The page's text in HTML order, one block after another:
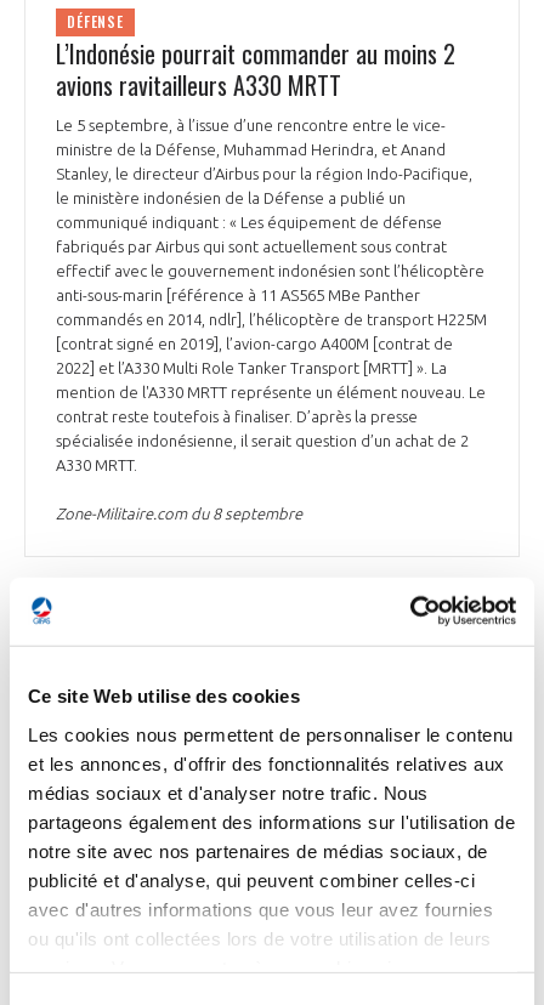
Ce site Web utilise des cookies
Les cookies nous permettent de personnaliser le contenu
et les annonces, d'offrir des fonctionnalités relatives aux
médias sociaux et d'analyser notre trafic. Nous
partageons également des informations sur l'utilisation de
notre site avec nos partenaires de médias sociaux, de
publicité et d'analyse, qui peuvent combiner celles-ci
avec d'autres informations que vous leur avez fournies
ou qu'ils ont collectées lors de votre utilisation de leurs
DÉFENSE
L’Indonésie pourrait commander au moins 2
avions ravitailleurs A330 MRTT
Le 5 septembre, à l’issue d’une rencontre entre le vice-
ministre de la Défense, Muhammad Herindra, et Anand
Stanley, le directeur d’Airbus pour la région Indo-Pacifique,
le ministère indonésien de la Défense a publié un
communiqué indiquant : « Les équipement de défense
fabriqués par Airbus qui sont actuellement sous contrat
effectif avec le gouvernement indonésien sont l’hélicoptère
anti-sous-marin [référence à 11 AS565 MBe Panther
commandés en 2014, ndlr], l’hélicoptère de transport H225M
[contrat signé en 2019], l’avion-cargo A400M [contrat de
2022] et l’A330 Multi Role Tanker Transport [MRTT] ». La
mention de l'A330 MRTT représente un élément nouveau. Le
contrat reste toutefois à finaliser. D’après la presse
spécialisée indonésienne, il serait question d’un achat de 2
A330 MRTT.
Zone-Militaire.com du 8 septembre
nouvelle réunion ministérielle sur le projet de
char de combat franco-allemand ?
Selon le quotidien « Handelsblatt », les constructeurs
allemands Rheinmetall et Krauss-Maffei Wegmann (KMW)
auraient monté un consortium avec Saab et Leonardo pour
développer le successeur du char allemand Leopard 2, qui
connaît des commandes record. Une nouvelle alliance qui «
interroge », selon Les Echos, « alors que le gouvernement
d'Emmanuel Macron pousse depuis 2017 à un renforcement
des coopérations de défense avec le projet de char du futur,